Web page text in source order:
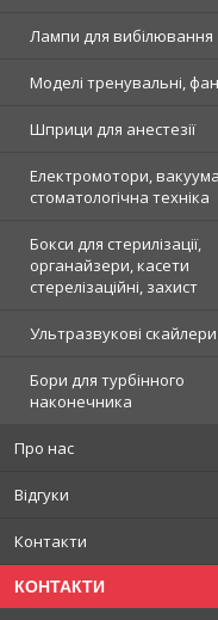
Лампи для вибілювання
Моделі тренувальні,
Шприци для анестезії
Електромотори,
стоматологічна техніка
Бокси для стерилізації,
органайзери, касети
стерелізаційні, захист
Ультразвукові скайлери
Бори для турбінного
наконечника
Про нас
Відгуки
Контакти
КОНТАКТИ